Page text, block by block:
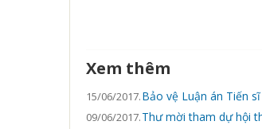
Xem thêm
15/06/2017.Bảo vệ Luận án Tiến
09/06/2017.Thư mời tham dự hội